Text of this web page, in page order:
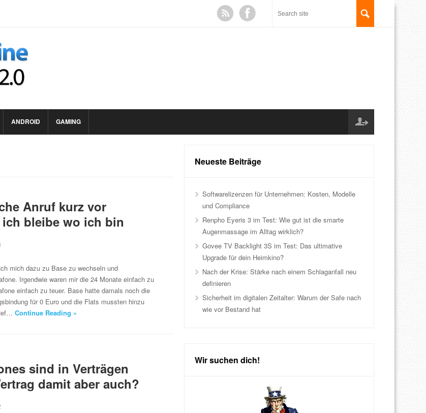
ANDROID GAMING
Anruf kurz vor
ich bleibe wo ich bin
mich dazu zu Base zu wechseln und
Irgendwie waren mir die 24 Monate einfach zu
einfach zu teuer. Base hatte damals noch die
für 0 Euro und die Flats mussten hinzu
lief…Continue Reading »
sind in Verträgen
damit aber auch?
Neueste Beiträge
Softwarelizenzen für Unternehmen: Kosten, Modelle
und Compliance
Renpho Eyeris 3 im Test: Wie gut ist die smarte
Augenmassage im Alltag wirklich?
Govee TV Backlight 3S im Test: Das ultimative
Upgrade für dein Heimkino?
Nach der Krise: Stärke nach einem Schlaganfall neu
definieren
Sicherheit im digitalen Zeitalter: Warum der Safe nach
wie vor Bestand hat
Wir suchen dich!